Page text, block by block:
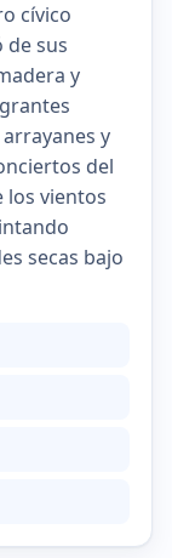
cívico
de sus
y
y
del
los vientos
secas bajo